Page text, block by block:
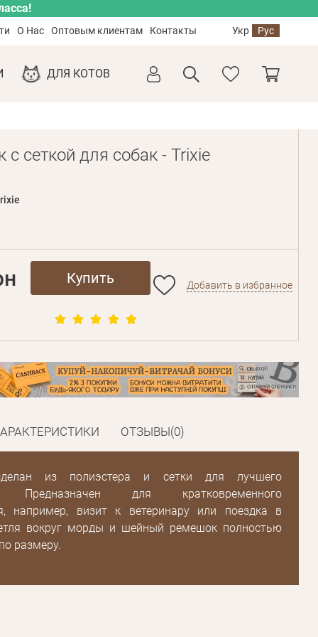
О Нас Оптовым клиентам Контакты Укр Рус
ДЛЯ КОТОВ
сеткой для собак - Trixie
Купить Добавить в избранное
ОТЗЫВЫ(0)
из полиэстера и сетки для лучшего
Предназначен для кратковременного
например, визит к ветеринару или поездка в
вокруг морды и шейный ремешок полностью
размеру.